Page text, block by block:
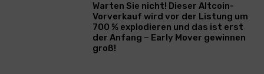
Warten Sie nicht! Dieser Altcoin-
Vorverkauf wird vor der Listung um
700 % explodieren und das ist erst
der Anfang – Early Mover gewinnen
groß!